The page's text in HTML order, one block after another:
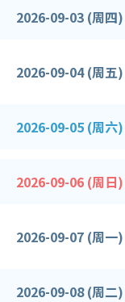
2026-09-03 (周四)
2026-09-04 (周五)
2026-09-05 (周六)
2026-09-06 (周日)
2026-09-07 (周一)
2026-09-08 (周二)